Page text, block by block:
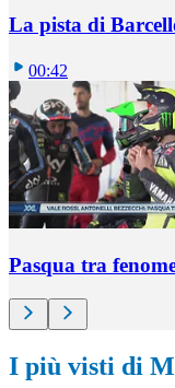
La pista di
00:42
Pasqua tra
I più visti di